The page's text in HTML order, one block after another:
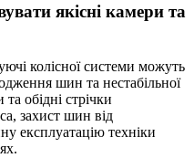
якісні камери та
колісної системи можуть
шин та нестабільної
обідні стрічки
захист шин від
експлуатацію техніки